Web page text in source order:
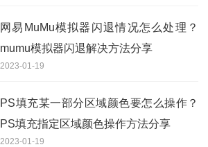
网易MuMu模拟器闪退情况怎么处理？
mumu模拟器闪退解决方法分享
2023-01-19
PS填充某一部分区域颜色要怎么操作？
PS填充指定区域颜色操作方法分享
2023-01-19